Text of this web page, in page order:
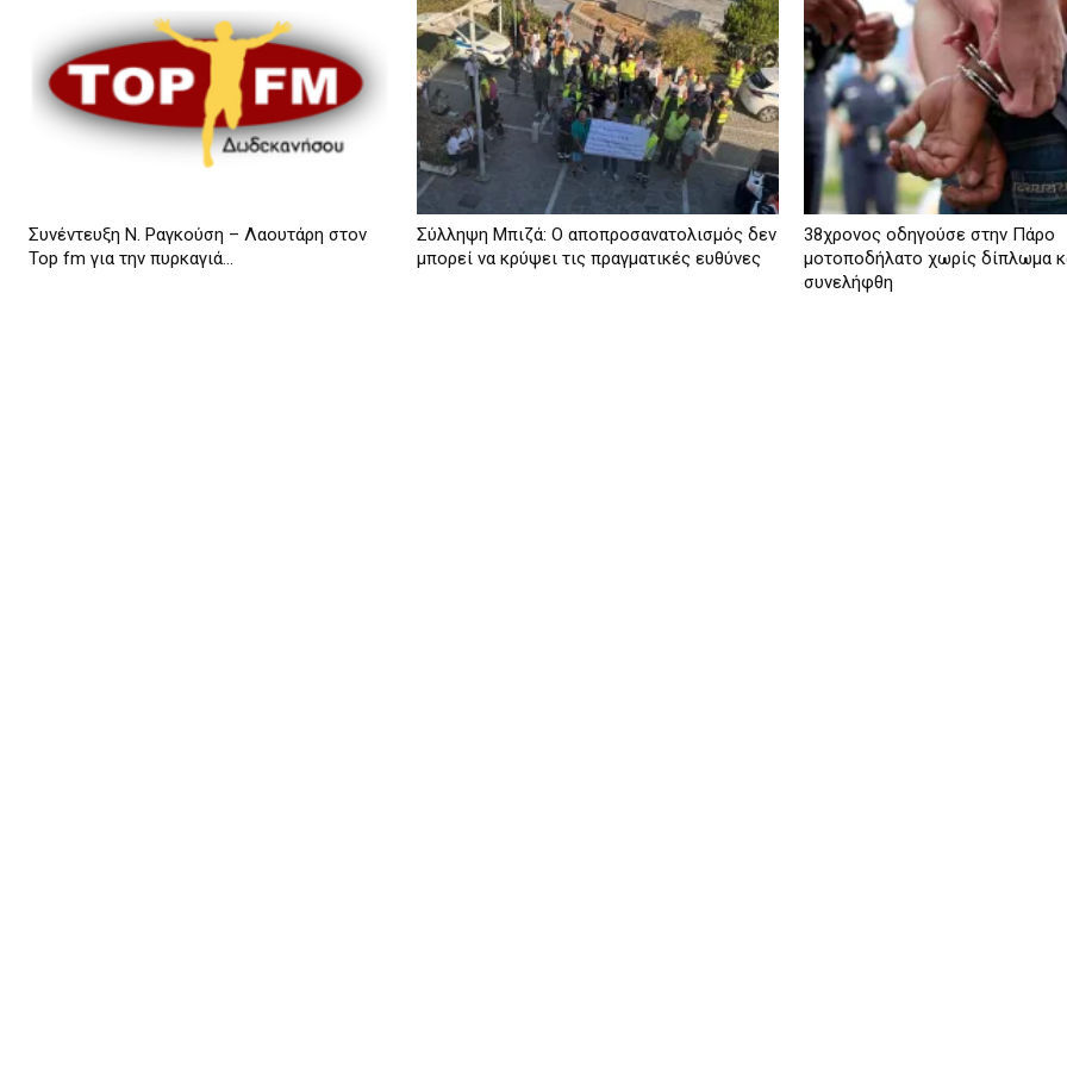
Συνέντευξη Ν. Ραγκούση – Λαουτάρη στον
Top fm για την πυρκαγιά...
Σύλληψη Μπιζά: Ο αποπροσανατολισμός δεν
μπορεί να κρύψει τις πραγματικές ευθύνες
38χρονος οδηγούσε στην Πάρο
μοτοποδήλατο χωρίς δίπλωμα
συνελήφθη